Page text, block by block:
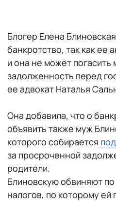
Блогер Елена
банкротство, так как ее
и она не может
задолженность перед
ее адвокат Наталья
Она добавила, что о
объявить также муж
которого собирается
за просроченной
родители.
Блиновскую обвиняют
налогов, по которому ей